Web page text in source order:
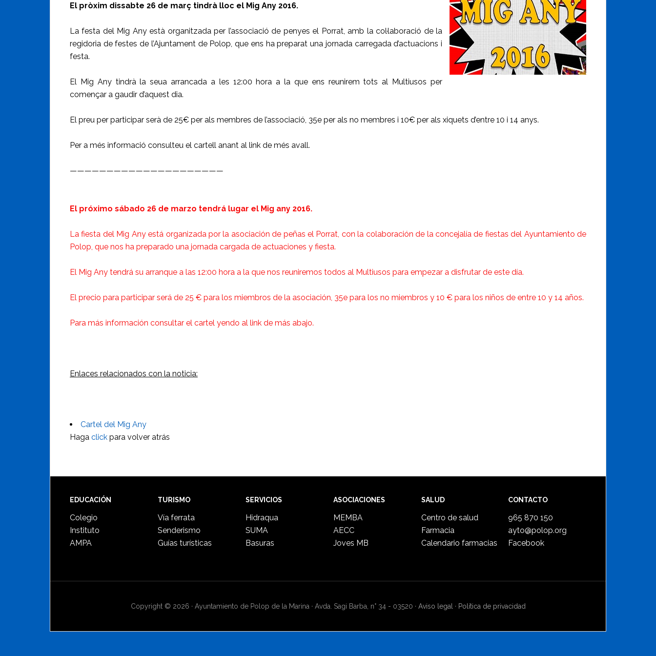
El pròxim dissabte 26 de març tindrà lloc el Mig Any 2016.
La festa del Mig Any està organitzada per l’associació de penyes el Porrat, amb la col·laboració de la
regidoria de festes de l’Ajuntament de Polop, que ens ha preparat una jornada carregada d’actuacions i
festa.
El Mig Any tindrà la seua arrancada a les 12:00 hora a la que ens reunirem tots al Multiusos per
començar a gaudir d’aquest dia.
El preu per participar serà de 25€ per als membres de l’associació, 35e per als no membres i 10€ per als xiquets d’entre 10 i 14 anys.
Per a més informació consulteu el cartell anant al link de més avall.
—————————————————————
El próximo sábado 26 de marzo tendrá lugar el Mig any 2016.
La fiesta del Mig Any está organizada por la asociación de peñas el Porrat, con la colaboración de la concejalía de fiestas del Ayuntamiento de
Polop, que nos ha preparado una jornada cargada de actuaciones y fiesta.
El Mig Any tendrá su arranque a las 12:00 hora a la que nos reuniremos todos al Multiusos para empezar a disfrutar de este día.
El precio para participar será de 25 € para los miembros de la asociación, 35e para los no miembros y 10 € para los niños de entre 10 y 14 años.
Para más información consultar el cartel yendo al link de más abajo.
Enlaces relacionados con la noticia:
Cartel del Mig Any
Haga click para volver atrás
Footer
EDUCACIÓN
Colegio
Instituto
AMPA
TURISMO
Vía ferrata
Senderismo
Guías turísticas
SERVICIOS
Hidraqua
SUMA
Basuras
ASOCIACIONES
MEMBA
AECC
Joves MB
SALUD
Centro de salud
Farmacia
Calendario farmacias
CONTACTO
965 870 150
ayto@polop.org
Facebook
Copyright © 2026 · Ayuntamiento de Polop de la Marina · Avda. Sagi Barba, n° 34 - 03520 · Aviso legal · Política de privacidad